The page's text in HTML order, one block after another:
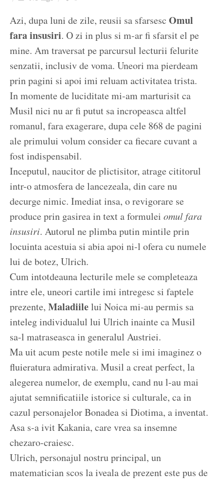
Azi, dupa luni de zile, reusii sa sfarsesc Omul
fara insusiri. O zi in plus si m-ar fi sfarsit el pe
mine. Am traversat pe parcursul lecturii felurite
senzatii, inclusiv de voma. Uneori ma pierdeam
prin pagini si apoi imi reluam activitatea trista.
In momente de luciditate mi-am marturisit ca
Musil nici nu ar fi putut sa incropeasca altfel
romanul, fara exagerare, dupa cele 868 de pagini
ale primului volum consider ca fiecare cuvant a
fost indispensabil.
Inceputul, naucitor de plictisitor, atrage cititorul
intr-o atmosfera de lancezeala, din care nu
decurge nimic. Imediat insa, o revigorare se
produce prin gasirea in text a formulei omul fara
insusiri. Autorul ne plimba putin mintile prin
locuinta acestuia si abia apoi ni-l ofera cu numele
lui de botez, Ulrich.
Cum intotdeauna lecturile mele se completeaza
intre ele, uneori cartile imi intregesc si faptele
prezente, Maladiilelui Noica mi-au permis sa
inteleg individualul lui Ulrich inainte ca Musil
sa-l matraseasca in generalul Austriei.
Ma uit acum peste notile mele si imi imaginez o
fluieratura admirativa. Musil a creat perfect, la
alegerea numelor, de exemplu, cand nu l-au mai
ajutat semnificatiile istorice si culturale, ca in
cazul personajelor Bonadea si Diotima, a inventat.
Asa s-a ivit Kakania, care vrea sa insemne
chezaro-craiesc.
Ulrich, personajul nostru principal, un
matematician scos la iveala de prezent este pus de